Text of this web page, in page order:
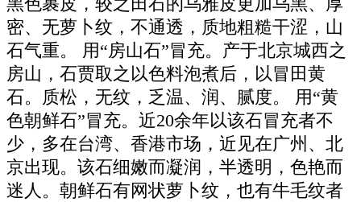
黑色裹皮，较之田石的乌雅皮更加乌黑、厚
密、无萝卜纹，不通透，质地粗糙干涩，山
石气重。 用“房山石”冒充。产于北京城西之
房山，石贾取之以色料泡煮后，以冒田黄
石。质松，无纹，乏温、润、腻度。 用“黄
色朝鲜石”冒充。近20余年以该石冒充者不
少，多在台湾、香港市场，近见在广州、北
京出现。该石细嫩而凝润，半透明，色艳而
迷人。朝鲜石有网状萝卜纹，也有牛毛纹者